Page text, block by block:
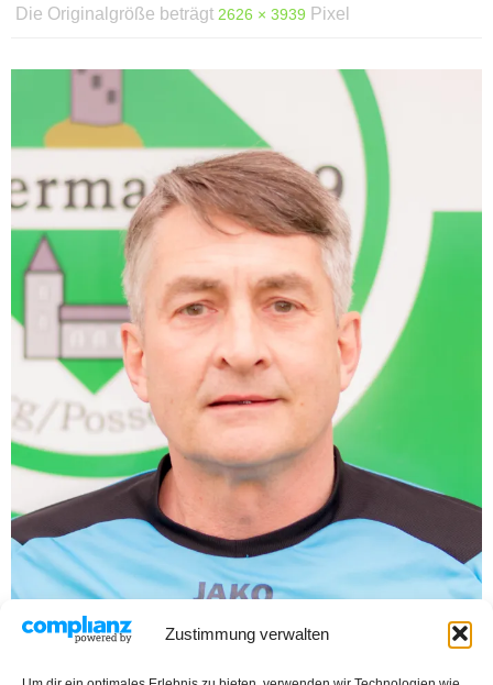
Zustimmung verwalten
Die Originalgröße beträgt 2626 × 3939 Pixel